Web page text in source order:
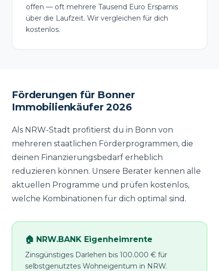
offen — oft mehrere Tausend Euro Ersparnis
über die Laufzeit. Wir vergleichen für dich
kostenlos.
Förderungen für Bonner
Immobilienkäufer 2026
Als NRW-Stadt profitierst du in Bonn von
mehreren staatlichen Förderprogrammen, die
deinen Finanzierungsbedarf erheblich
reduzieren können. Unsere Berater kennen alle
aktuellen Programme und prüfen kostenlos,
welche Kombinationen für dich optimal sind.
🏠 NRW.BANK Eigenheimrente
Zinsgünstiges Darlehen bis 100.000 € für
selbstgenutztes Wohneigentum in NRW.